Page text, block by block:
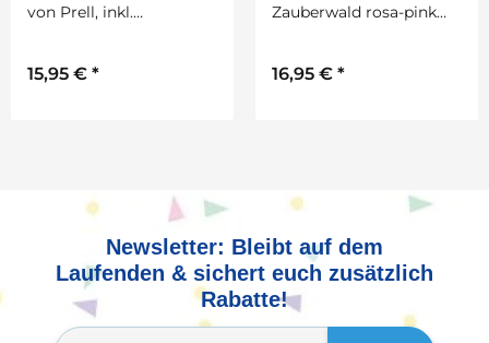
von Prell, inkl.
15,95 € *
Zauberwald rosa-pink
GRATIS
16,95 € *
Newsletter: Bleibt auf dem
Laufenden & sichert euch zusätzlich
Rabatte!